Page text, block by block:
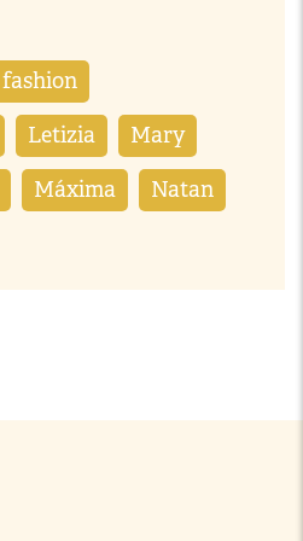
fashion
Letizia Mary
Máxima Natan